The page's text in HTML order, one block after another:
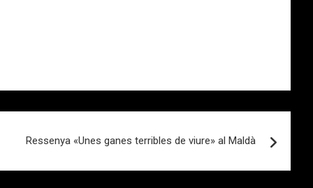
Ressenya «Unes ganes terribles de viure» al Maldà